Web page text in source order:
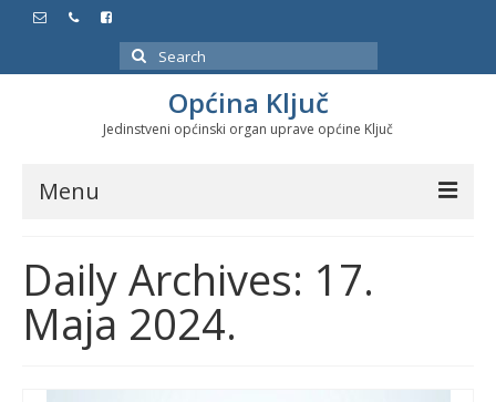
Search
for:
Općina Ključ
Jedinstveni općinski organ uprave općine Ključ
Menu
Službeni glasnici
Javne nabavke
Značajni datumi i manifestacije
Daily Archives: 17.
Maja 2024.